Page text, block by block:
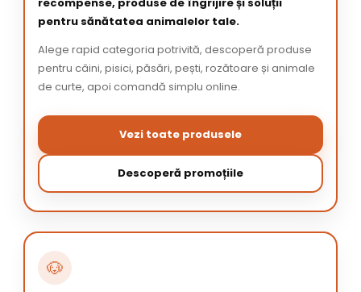
pentru sănătatea animalelor tale.
Alege rapid categoria potrivită, descoperă produse
pentru câini, pisici, păsări, pești, rozătoare și animale
de curte, apoi comandă simplu online.
Vezi toate produsele
Descoperă promoțiile
🐶